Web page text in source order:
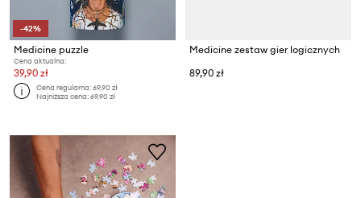
-42%
Medicine puzzle
Cena aktualna:
39,90 zł
Cena regularna:69,90 zł
Najniższa cena:69,90 zł
Medicine zestaw gier logicznych
89,90 zł